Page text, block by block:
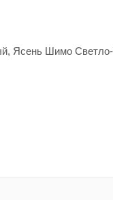
Ясень Шимо